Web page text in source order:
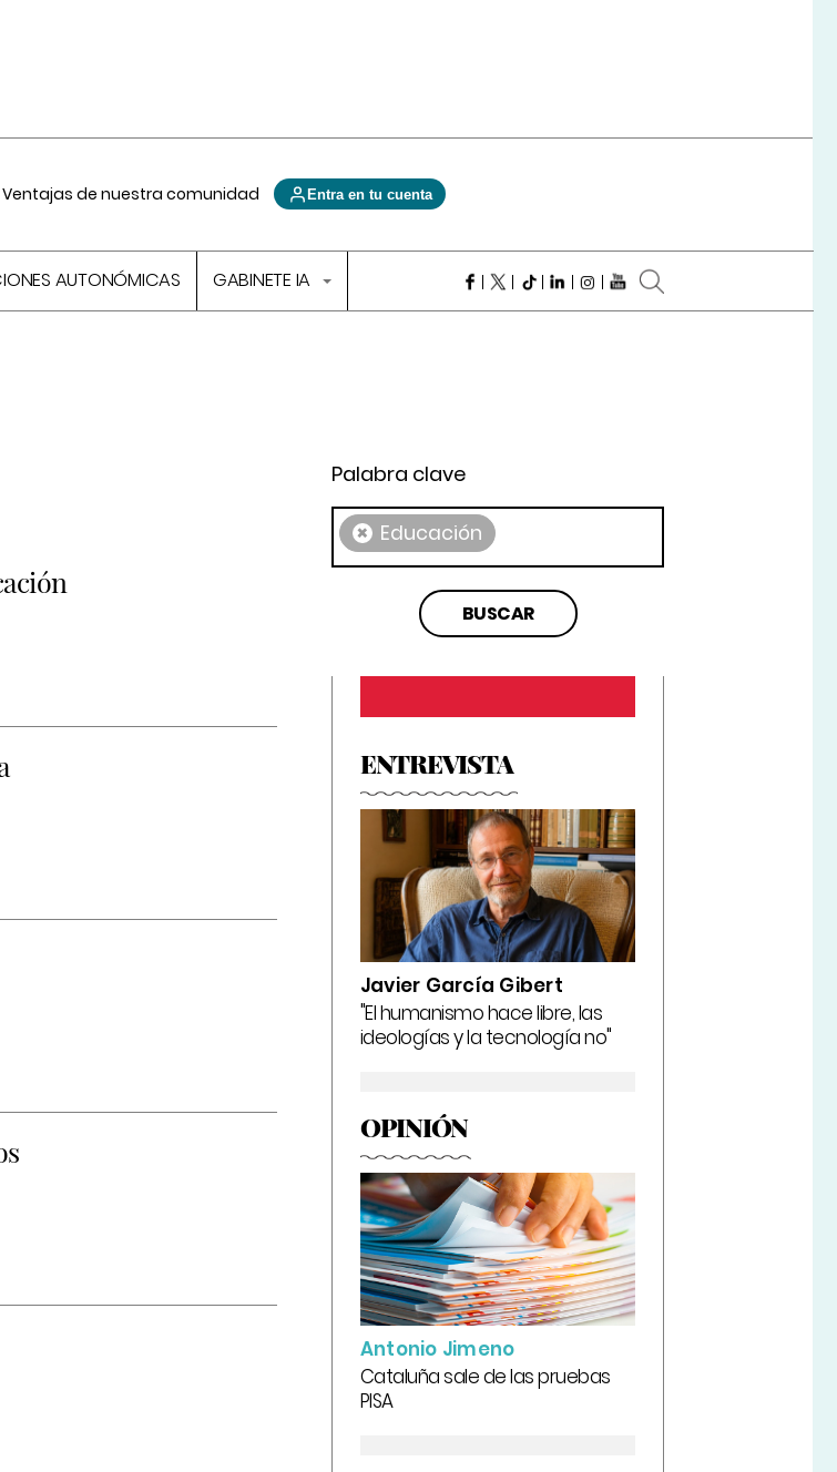
Ventajas de nuestra comunidad Entra en tu cuenta
AUTONÓMICAS GABINETE IA
Palabra clave
× Educación
ENTREVISTA
Javier García Gibert
"El humanismo hace libre, las
ideologías y la tecnología no"
OPINIÓN
Antonio Jimeno
Cataluña sale de las pruebas
PISA